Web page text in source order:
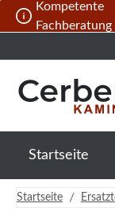
Hauptinhalt
Zur Suche springen
Zur
Kompetente
Fachberatung
Startseite
Startseite /